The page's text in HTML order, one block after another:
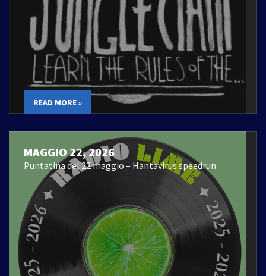
READ MORE »
MAGGIO 22, 2026
Puntatina del 22 maggio – Hantavirus speedrun